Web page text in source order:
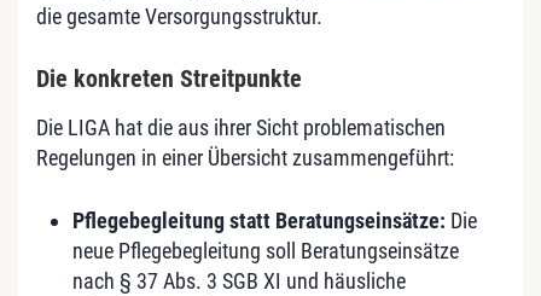
die gesamte Versorgungsstruktur.
Die konkreten Streitpunkte
Die LIGA hat die aus ihrer Sicht problematischen
Regelungen in einer Übersicht zusammengeführt:
Pflegebegleitung statt Beratungseinsätze: Die
neue Pflegebegleitung soll Beratungseinsätze
nach § 37 Abs. 3 SGB XI und häusliche